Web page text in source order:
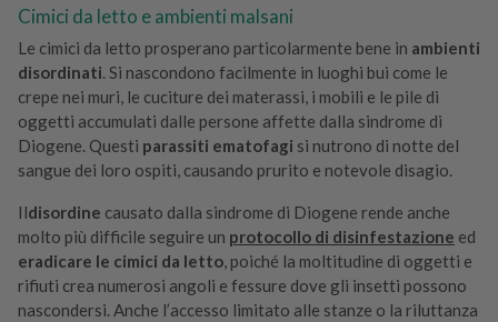
Cimici da letto e ambienti malsani
Le cimici da letto prosperano particolarmente bene in ambienti
disordinati. Si nascondono facilmente in luoghi bui come le
crepe nei muri, le cuciture dei materassi, i mobili e le pile di
oggetti accumulati dalle persone affette dalla sindrome di
Diogene. Questi parassiti ematofagi si nutrono di notte del
sangue dei loro ospiti, causando prurito e notevole disagio.
Ildisordine causato dalla sindrome di Diogene rende anche
molto più difficile seguire un protocollo di disinfestazione ed
eradicare le cimici da letto, poiché la moltitudine di oggetti e
rifiuti crea numerosi angoli e fessure dove gli insetti possono
nascondersi. Anche l’accesso limitato alle stanze o la riluttanza